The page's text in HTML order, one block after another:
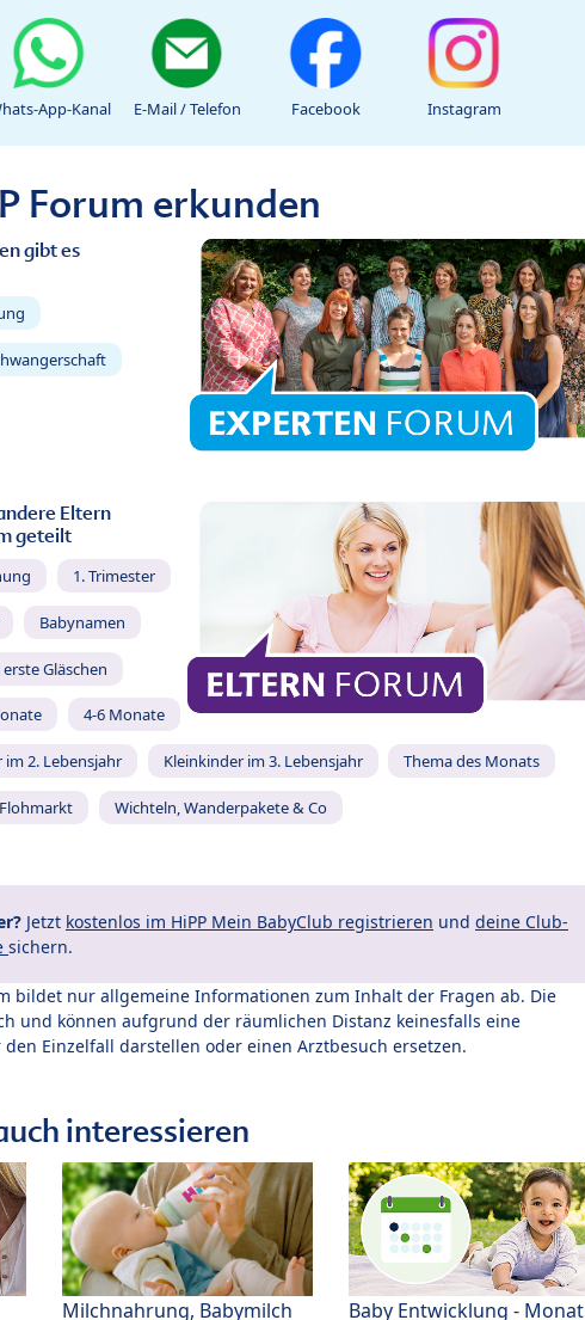
App-Kanal E-Mail / Telefon Facebook Instagram
Forum erkunden
gibt es
Eltern
geteilt
1. Trimester
Babynamen
erste Gläschen
4-6 Monate
im 2. Lebensjahr Kleinkinder im 3. Lebensjahr Thema des Monats
Flohmarkt Wichteln, Wanderpakete & Co
Jetzt kostenlos im HiPP Mein BabyClub registrieren und deine Club-
sichern.
bildet nur allgemeine Informationen zum Inhalt der Fragen ab. Die
und können aufgrund der räumlichen Distanz keinesfalls eine
Einzelfall darstellen oder einen Arztbesuch ersetzen.
interessieren
Milchnahrung, Babymilch Baby Entwicklung - Monat